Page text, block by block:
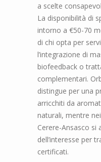
a scelte
La disponibilità di
intorno a €50-70
di chi opta per
l’integrazione di
biofeedback o
complementari.
distingue per una
arricchiti da
naturali, mentre
Cerere-Ansasco si
dell’interesse per
certificati.